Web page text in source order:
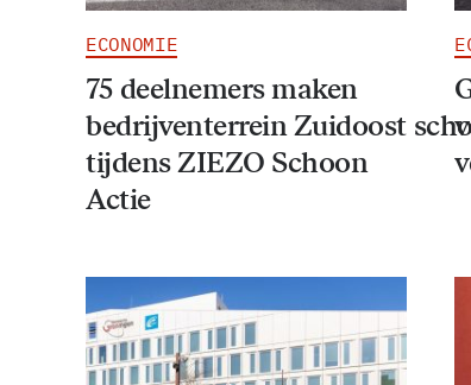
ECONOMIE
75 deelnemers maken
bedrijventerrein Zuidoost
tijdens ZIEZO Schoon
Actie